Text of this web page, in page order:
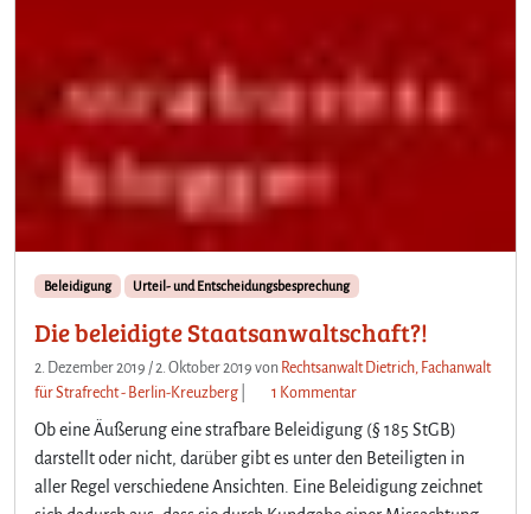
Beleidigung Urteil- und Entscheidungsbesprechung
Die beleidigte Staatsanwaltschaft?!
2. Dezember 2019 /2. Oktober 2019 von Rechtsanwalt Dietrich, Fachanwalt
für Strafrecht - Berlin-Kreuzberg
1 Kommentarz
D
i
e
Ob eine Äußerung eine strafbare Beleidigung (§ 185 StGB)
darstellt oder nicht, darüber gibt es unter den Beteiligten in
aller Regel verschiedene Ansichten. Eine Beleidigung zeichnet